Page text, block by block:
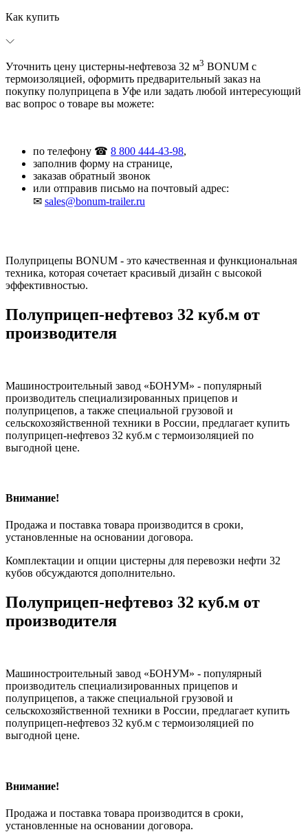
Как купить
Уточнить цену цистерны-нефтевоза 32 м3 BONUM с
термоизоляцией, оформить предварительный заказ на
покупку полуприцепа в Уфе или задать любой интересующий
вас вопрос о товаре вы можете:
по телефону ☎ 8 800 444-43-98,
заполнив форму на странице,
заказав обратный звонок
или отправив письмо на почтовый адрес:
✉ sales@bonum-trailer.ru
Полуприцепы BONUM - это качественная и функциональная
техника, которая сочетает красивый дизайн с высокой
эффективностью.
Полуприцеп-нефтевоз 32 куб.м от
производителя
Машиностроительный завод «БОНУМ» - популярный
производитель специализированных прицепов и
полуприцепов, а также специальной грузовой и
сельскохозяйственной техники в России, предлагает купить
полуприцеп-нефтевоз 32 куб.м с термоизоляцией по
выгодной цене.
Внимание!
Продажа и поставка товара производится в сроки,
установленные на основании договора.
Комплектации и опции цистерны для перевозки нефти 32
кубов обсуждаются дополнительно.
Полуприцеп-нефтевоз 32 куб.м от
производителя
Машиностроительный завод «БОНУМ» - популярный
производитель специализированных прицепов и
полуприцепов, а также специальной грузовой и
сельскохозяйственной техники в России, предлагает купить
полуприцеп-нефтевоз 32 куб.м с термоизоляцией по
выгодной цене.
Внимание!
Продажа и поставка товара производится в сроки,
установленные на основании договора.